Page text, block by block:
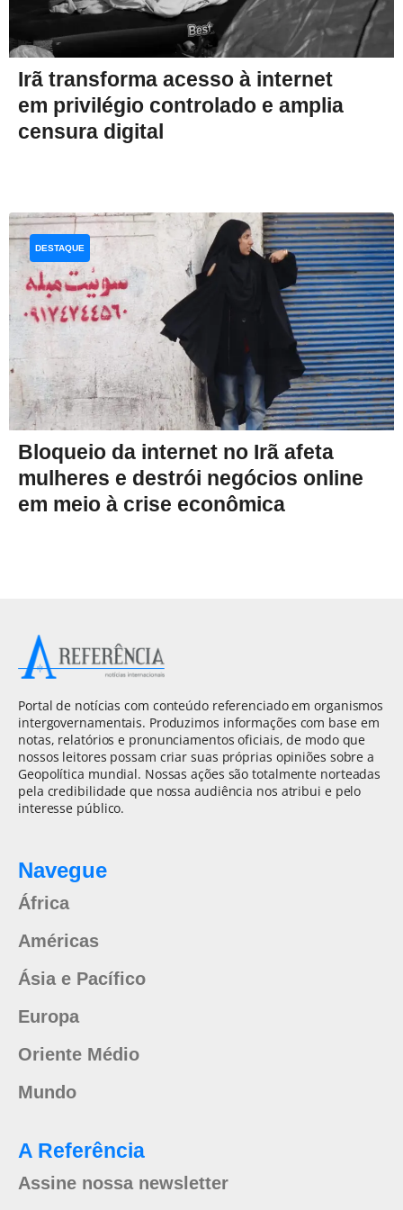
Irã transforma acesso à internet
em privilégio controlado e amplia
censura digital
Bloqueio da internet no Irã afeta
mulheres e destrói negócios online
em meio à crise econômica
DESTAQUE
Portal de notícias com conteúdo referenciado em organismos
intergovernamentais. Produzimos informações com base em
notas, relatórios e pronunciamentos oficiais, de modo que
nossos leitores possam criar suas próprias opiniões sobre a
Geopolítica mundial. Nossas ações são totalmente norteadas
pela credibilidade que nossa audiência nos atribui e pelo
interesse público.
Navegue
África
Américas
Ásia e Pacífico
Europa
Oriente Médio
Mundo
A Referência
Assine nossa newsletter